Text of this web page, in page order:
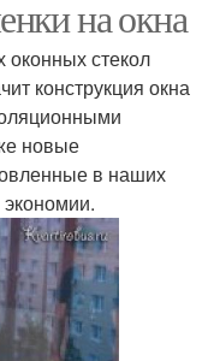
на окна
оконных стекол
конструкция окна
новые
в наших